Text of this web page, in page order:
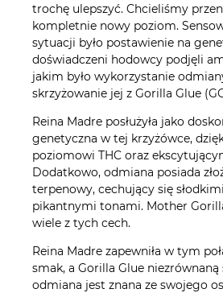
trochę ulepszyć. Chcieliśmy
kompletnie nowy poziom.
sytuacji było postawienie na
doświadczeni hodowcy podjęli
jakim było wykorzystanie
skrzyżowanie jej z Gorilla Glue
Reina Madre posłużyła jako
genetyczna w tej krzyżówce,
poziomowi THC oraz
Dodatkowo, odmiana posiada
terpenowy, cechujący się
pikantnymi tonami. Mother
wiele z tych cech.
Reina Madre zapewniła w tym
smak, a Gorilla Glue niezrównaną
odmiana jest znana ze swojego